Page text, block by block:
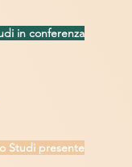
in conferenza
Studi presente